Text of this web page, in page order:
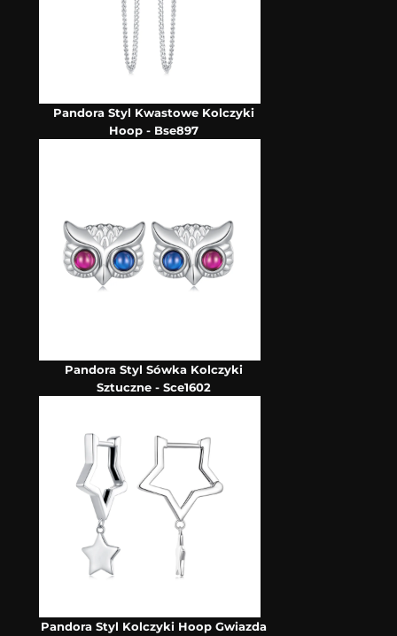
Pandora Styl Kwastowe Kolczyki
Hoop - Bse897
Pandora Styl Sówka Kolczyki
Sztuczne - Sce1602
Pandora Styl Kolczyki Hoop Gwiazda